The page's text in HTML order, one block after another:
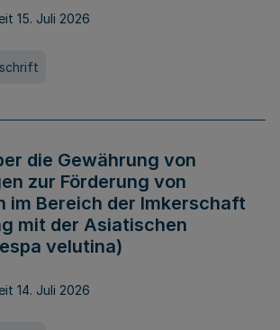
15. Juli 2026
die Gewährung von
zur Förderung von
im Bereich der Imkerschaft
mit der Asiatischen
velutina)
14. Juli 2026